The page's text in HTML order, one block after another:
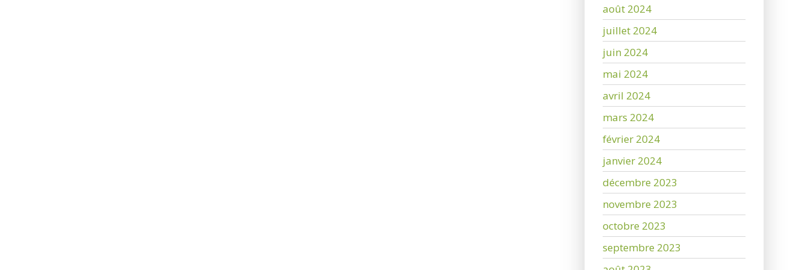
août 2024
juillet 2024
juin 2024
mai 2024
avril 2024
mars 2024
février 2024
janvier 2024
décembre 2023
novembre 2023
octobre 2023
septembre 2023